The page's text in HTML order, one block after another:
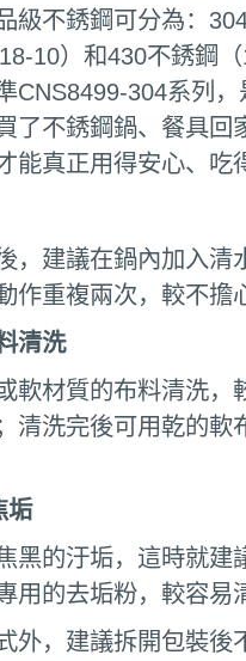
級不銹鋼可分為：
10）和430不銹鋼
CNS8499-304系列
了不銹鋼鍋、餐具回
能真正用得安心、吃
，建議在鍋內加入清
作重複兩次，較不擔
清洗
軟材質的布料清洗，
清洗完後可用乾的軟
垢
黑的汙垢，這時就建
用的去垢粉，較容易
外，建議拆開包裝後